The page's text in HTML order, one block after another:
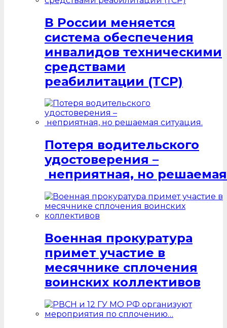
В России меняется
система обеспечения
инвалидов техническими
средствами
реабилитации (ТСР)
Потеря водительского
удостоверения –
неприятная, но
Военная прокуратура
примет участие в
месячнике сплочения
воинских коллективов